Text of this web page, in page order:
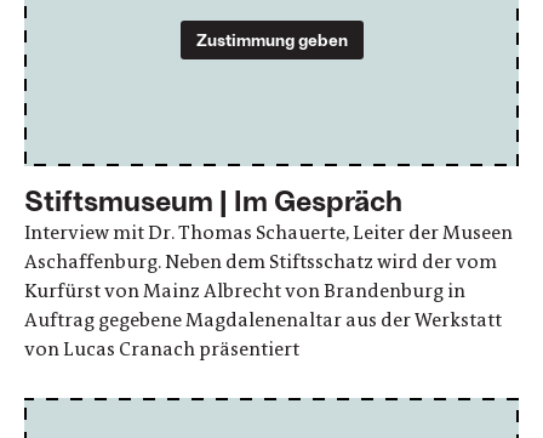
Zustimmung geben
Stiftsmuseum | Im Gespräch
Interview mit Dr. Thomas Schauerte, Leiter der Museen
Aschaffenburg. Neben dem Stiftsschatz wird der vom
Kurfürst von Mainz Albrecht von Brandenburg in
Auftrag gegebene Magdalenenaltar aus der Werkstatt
von Lucas Cranach präsentiert